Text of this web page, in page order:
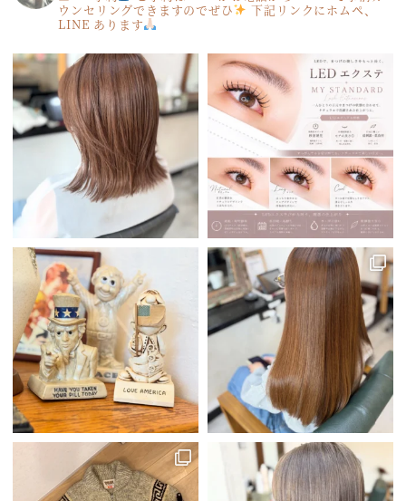
ウンセリングできますのでぜひ
下記リンクにホムペ、
LINE あります